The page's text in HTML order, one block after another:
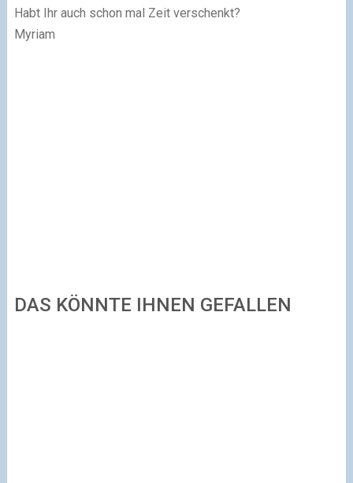
Habt Ihr auch schon mal Zeit verschenkt?
Myriam
DAS KÖNNTE IHNEN GEFALLEN